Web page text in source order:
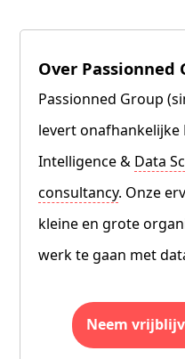
Over Passionned
Passionned Group
levert onafhankelijke
Intelligence & Data
consultancy. Onze
kleine en grote
werk te gaan met
Neem